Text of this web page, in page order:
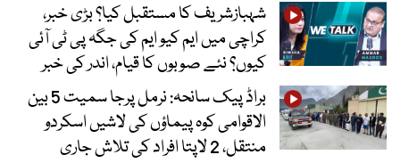
شہبازشریف کا مستقبل کیا؟ بڑی خبر،
کراچی میں ایم کیو ایم کی جگہ پی ٹی آئی
کیوں؟ نئے صوبوں کا قیام، اندر کی خبر
براڈ پیک سانحہ: نرمل پرجا سمیت 5 بین
الاقوامی کوہ پیماؤں کی لاشیں اسکردو
منتقل، 2 لاپتا افراد کی تلاش جاری